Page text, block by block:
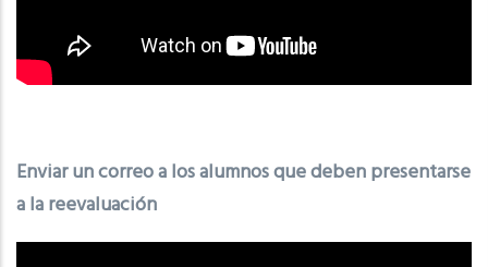
Enviar un correo a los alumnos que deben presentarse
a la reevaluación